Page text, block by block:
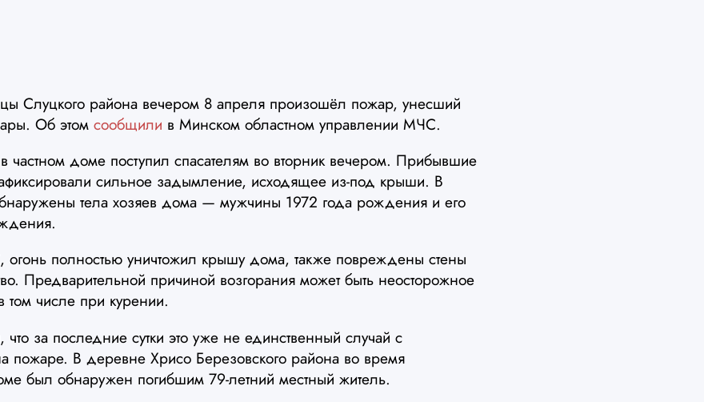
Слуцкого района вечером 8 апреля произошёл пожар, унесший
Об этом сообщили в Минском областном управлении МЧС.
частном доме поступил спасателям во вторник вечером. Прибывшие
сильное задымление, исходящее из-под крыши. В
тела хозяев дома — мужчины 1972 года рождения и его
полностью уничтожил крышу дома, также повреждены стены
Предварительной причиной возгорания может быть неосторожное
числе при курении.
что за последние сутки это уже не единственный случай с
пожаре. В деревне Хрисо Березовского района во время
был обнаружен погибшим 79-летний местный житель.